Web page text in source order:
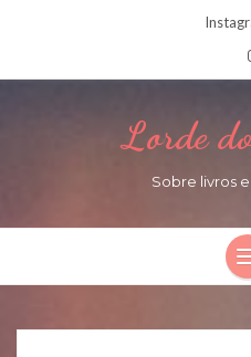
Lorde
Sobre livros